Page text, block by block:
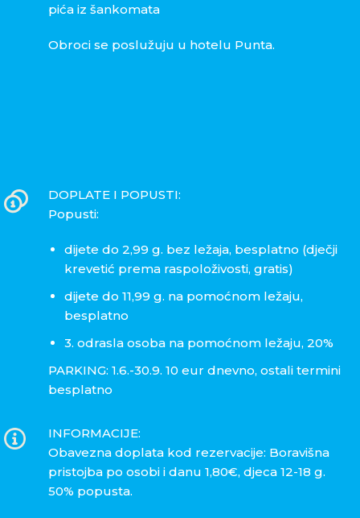
pića iz šankomata
Obroci se poslužuju u hotelu Punta.
DOPLATE I POPUSTI:
Popusti:
dijete do 2,99 g. bez ležaja, besplatno (dječji
krevetić prema raspoloživosti, gratis)
dijete do 11,99 g. na pomoćnom ležaju,
besplatno
3. odrasla osoba na pomoćnom ležaju, 20%
PARKING: 1.6.-30.9. 10 eur dnevno, ostali termini
besplatno
INFORMACIJE:
Obavezna doplata kod rezervacije: Boravišna
pristojba po osobi i danu 1,80€, djeca 12-18 g.
50% popusta.